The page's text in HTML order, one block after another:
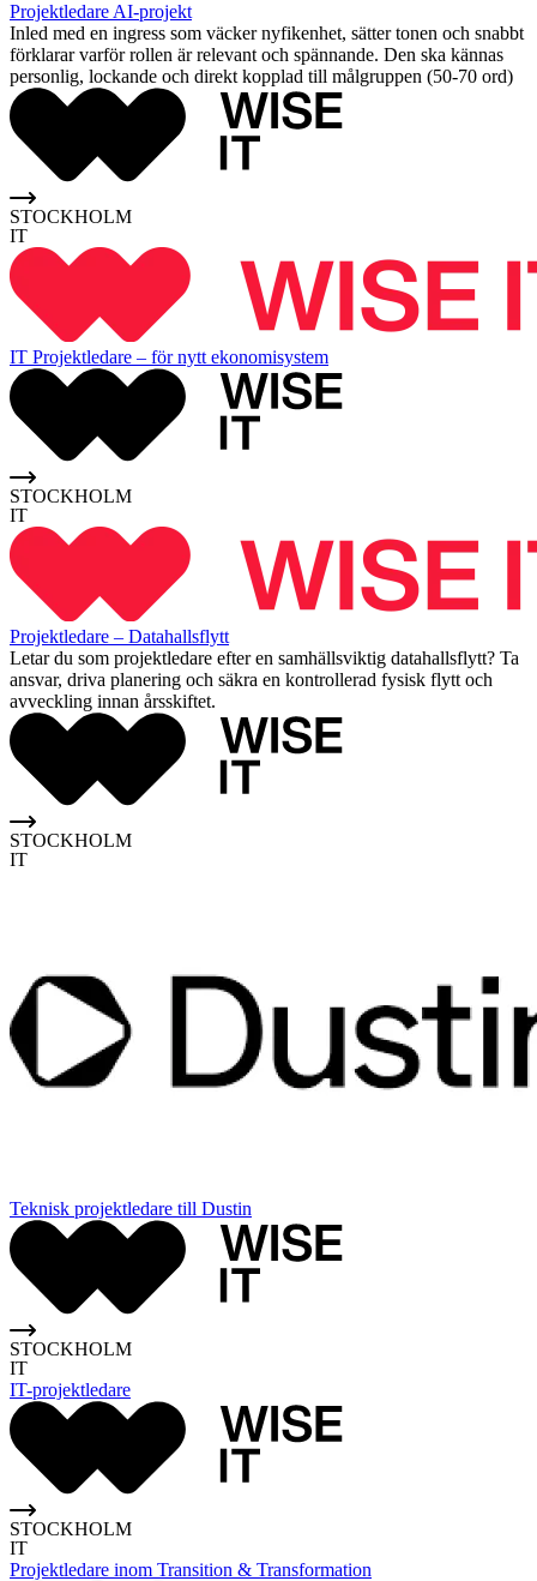
Projektledare AI-projekt
Inled med en ingress som väcker nyfikenhet, sätter tonen och snabbt
förklarar varför rollen är relevant och spännande. Den ska kännas
personlig, lockande och direkt kopplad till målgruppen (50-70 ord)
STOCKHOLM
IT
IT Projektledare – för nytt ekonomisystem
STOCKHOLM
IT
Projektledare – Datahallsflytt
Letar du som projektledare efter en samhällsviktig datahallsflytt? Ta
ansvar, driva planering och säkra en kontrollerad fysisk flytt och
avveckling innan årsskiftet.
STOCKHOLM
IT
Teknisk projektledare till Dustin
STOCKHOLM
IT
IT-projektledare
STOCKHOLM
IT
Projektledare inom Transition & Transformation